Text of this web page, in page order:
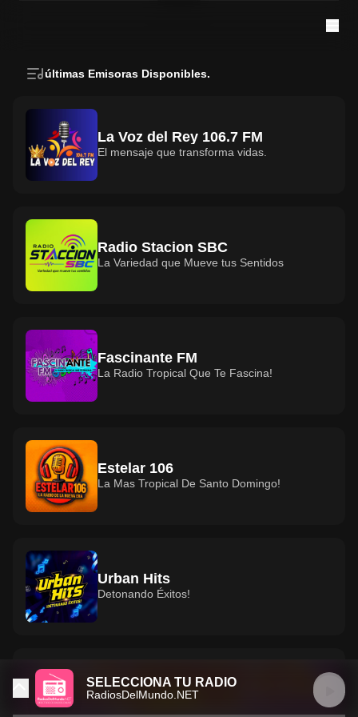
últimas Emisoras Disponibles.
La Voz del Rey 106.7 FM
El mensaje que transforma vidas.
Radio Stacion SBC
La Variedad que Mueve tus Sentidos
Fascinante FM
La Radio Tropical Que Te Fascina!
Estelar 106
La Mas Tropical De Santo Domingo!
Urban Hits
Detonando Éxitos!
El Baúl de los Recuerdos
SELECCIONA TU RADIO
RadiosDelMundo.NET